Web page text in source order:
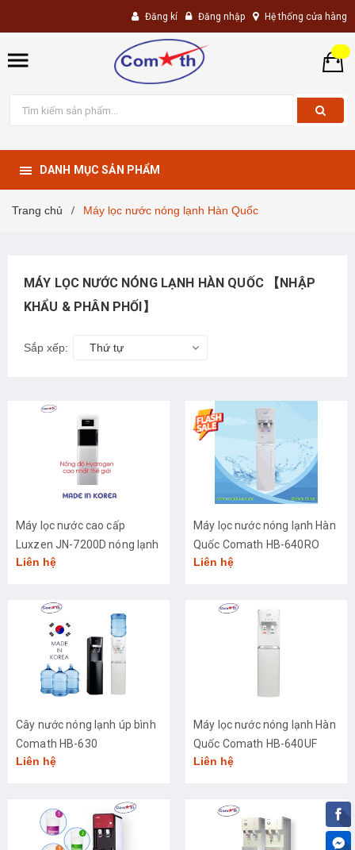
Đăng kí Đăng nhập Hệ thống cửa hàng
DANH MỤC SẢN PHẨM
Trang chủ / Máy lọc nước nóng lạnh Hàn Quốc
MÁY LỌC NƯỚC NÓNG LẠNH HÀN QUỐC 【NHẬP
KHẨU & PHÂN PHỐI】
Sắp xếp: Thứ tự
Máy lọc nước cao cấp
Luxzen JN-7200D nóng lạnh
Liên hệ
Máy lọc nước nóng lạnh Hàn
Quốc Comath HB-640RO
Liên hệ
Cây nước nóng lạnh úp bình
Comath HB-630
Liên hệ
Máy lọc nước nóng lạnh Hàn
Quốc Comath HB-640UF
Liên hệ